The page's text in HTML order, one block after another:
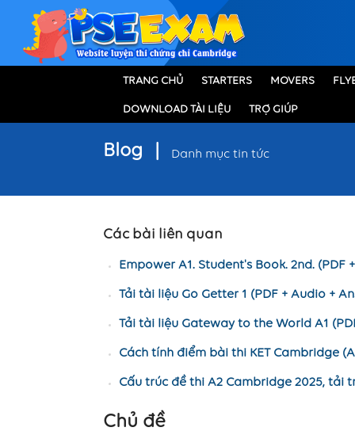
TRANG CHỦ STARTERS MOVERS
DOWNLOAD TÀI LIỆU TRỢ GIÚP
Blog Danh mục tin tức
Các bài liên quan
Empower A1. Student's Book. 2nd. (PDF
Tải tài liệu Go Getter 1 (PDF + Audio +
Tải tài liệu Gateway to the World A1
Cách tính điểm bài thi KET Cambridge
Cấu trúc đề thi A2 Cambridge 2025, tải
Chủ đề